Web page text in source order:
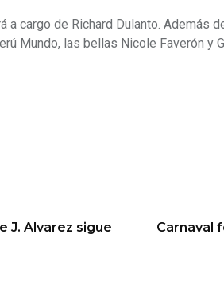
a cargo de Richard Dulanto. Además
Mundo, las bellas Nicole Faverón y
J. Alvarez sigue
Carnaval